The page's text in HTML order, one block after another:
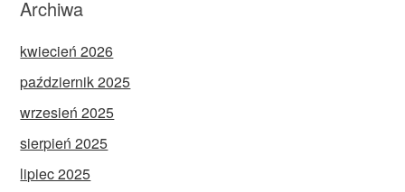
Archiwa
kwiecień 2026
październik 2025
wrzesień 2025
sierpień 2025
lipiec 2025